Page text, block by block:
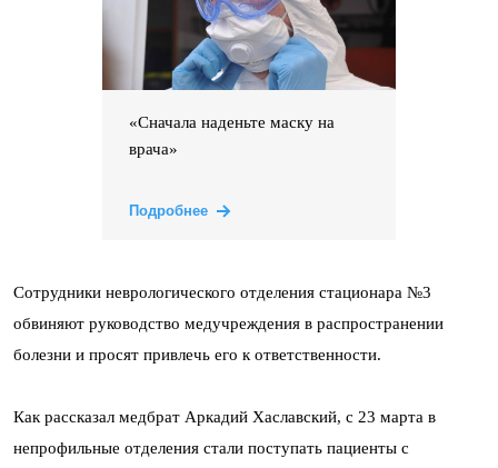
«Сначала наденьте маску на
врача»
Подробнее
Сотрудники неврологического отделения стационара №3
обвиняют руководство медучреждения в распространении
болезни и просят привлечь его к ответственности.
Как рассказал медбрат Аркадий Хаславский, с 23 марта в
непрофильные отделения стали поступать пациенты с